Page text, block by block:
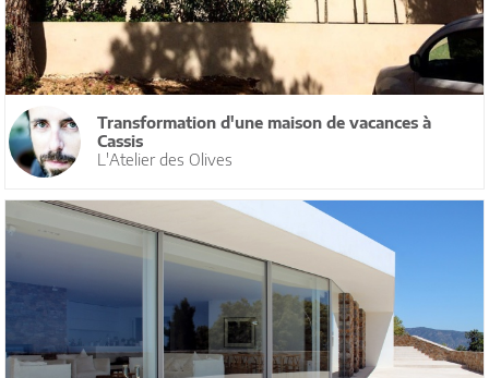
Transformation d'une maison de vacances à
Cassis
L'Atelier des Olives